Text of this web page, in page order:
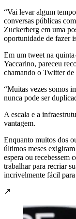
“Vai levar algum
conversas públicas
Zuckerberg em uma
oportunidade de fazer
Em um tweet na
Yaccarino, pareceu
chamando o Twitter
“Muitas vezes somos
nunca pode ser
A escala e a
vantagem.
Enquanto muitos dos
últimos meses
espera ou recebessem
trabalhar para recriar
incrivelmente fácil